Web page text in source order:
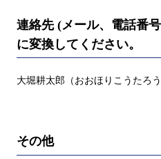
連絡先 (メール、電話番
に変換してください。
大堀耕太郎（おおほりこうたろ
その他